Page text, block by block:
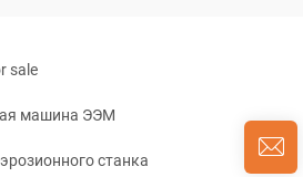
sale
машина ЭЭМ
станка